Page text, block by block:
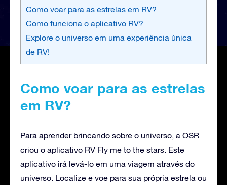
Como voar para as estrelas em RV?
Como funciona o aplicativo RV?
Explore o universo em uma experiência única
de RV!
Como voar para as estrelas
em RV?
Para aprender brincando sobre o universo, a OSR
criou o aplicativo RV Fly me to the stars. Este
aplicativo irá levá-lo em uma viagem através do
universo. Localize e voe para sua própria estrela ou